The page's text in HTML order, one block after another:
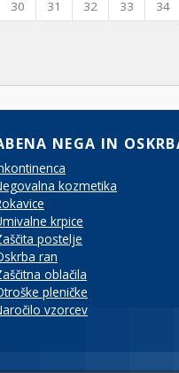
30
31 32 33 34
NEGA IN OSKRBA
kozmetika
krpice
postelje
ran
oblačila
pleničke